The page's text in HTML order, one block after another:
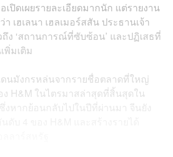
ปิดเผยรายละเอียดมากนัก แต่รายงาน
เฮเลนา เฮลเมอร์สสัน ประธานเจ้า
ง ‘สถานการณ์ที่ซับซ้อน’ และปฏิเสธที่
พิ่มเติม
นมังกรหล่นจากรายชื่อตลาดที่ใหญ่
H&M ในไตรมาสล่าสุดที่สิ้นสุดใน
งหากย้อนกลับไปในปีที่ผ่านมา จีนยัง